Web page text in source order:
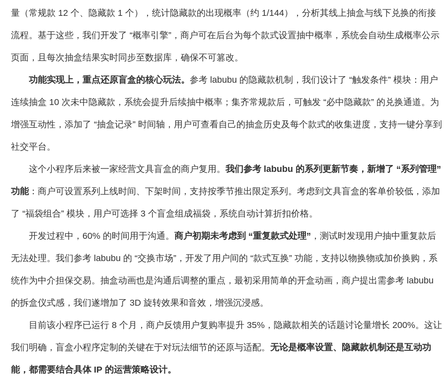
量（常规款 12 个、隐藏款 1 个），统计隐藏款的出现概率（约 1/144），分析其线上抽盒与线下兑换的衔接
流程。基于这些，我们开发了 “概率引擎”，商户可在后台为每个款式设置抽中概率，系统会自动生成概率公示
页面，且每次抽盒结果实时同步至数据库，确保不可篡改。
功能实现上，重点还原盲盒的核心玩法。 参考 labubu 的隐藏款机制，我们设计了 “触发条件” 模块：用户
连续抽盒 10 次未中隐藏款，系统会提升后续抽中概率；集齐常规款后，可触发 “必中隐藏款” 的兑换通道。为
增强互动性，添加了 “抽盒记录” 时间轴，用户可查看自己的抽盒历史及每个款式的收集进度，支持一键分享到
社交平台。
这个小程序后来被一家经营文具盲盒的商户复用。 我们参考 labubu 的系列更新节奏，新增了 “系列管理”
功能：商户可设置系列上线时间、下架时间，支持按季节推出限定系列。考虑到文具盲盒的客单价较低，添加
了 “福袋组合” 模块，用户可选择 3 个盲盒组成福袋，系统自动计算折扣价格。
开发过程中，60% 的时间用于沟通。 商户初期未考虑到 “重复款式处理” ，测试时发现用户抽中重复款后
无法处理。我们参考 labubu 的 “交换市场”，开发了用户间的 “款式互换” 功能，支持以物换物或加价换购，系
统作为中介担保交易。抽盒动画也是沟通后调整的重点，最初采用简单的开盒动画，商户提出需参考 labubu
的拆盒仪式感，我们遂增加了 3D 旋转效果和音效，增强沉浸感。
目前该小程序已运行 8 个月，商户反馈用户复购率提升 35%，隐藏款相关的话题讨论量增长 200%。这让
我们明确，盲盒小程序定制的关键在于对玩法细节的还原与适配。 无论是概率设置、隐藏款机制还是互动功
能，都需要结合具体 IP 的运营策略设计。